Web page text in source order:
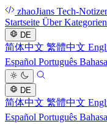
zhaoJians Tech-
Startseite ÜberKategorien
DE
简体中文 繁體中文
Español Português
DE
简体中文 繁體中文
Español Português